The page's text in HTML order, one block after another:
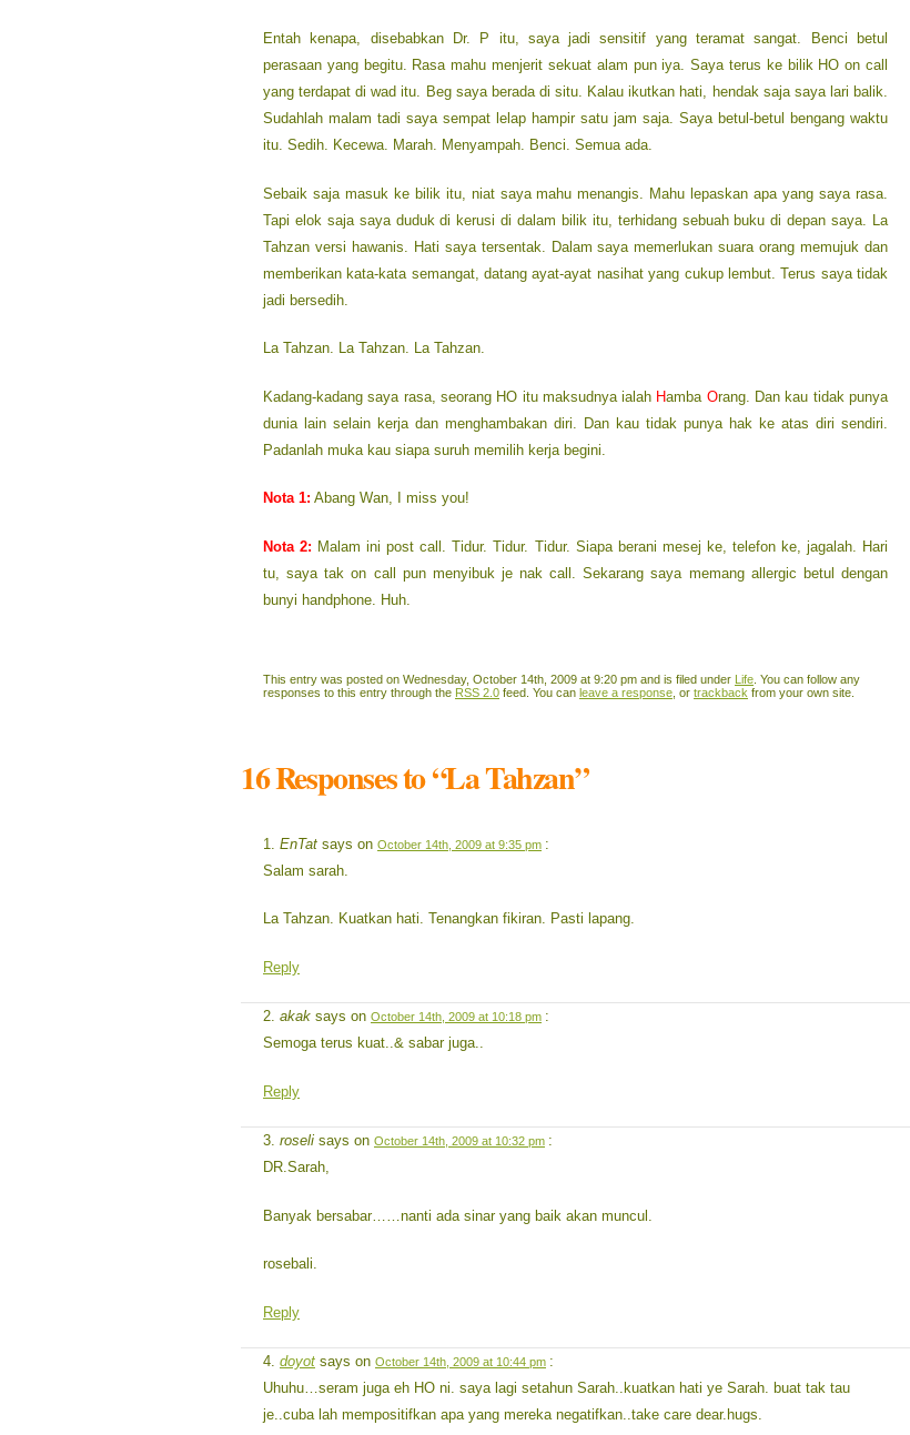
Entah kenapa, disebabkan Dr. P itu, saya jadi sensitif yang teramat sangat. Benci betul
perasaan yang begitu. Rasa mahu menjerit sekuat alam pun iya. Saya terus ke bilik HO on call
yang terdapat di wad itu. Beg saya berada di situ. Kalau ikutkan hati, hendak saja saya lari balik.
Sudahlah malam tadi saya sempat lelap hampir satu jam saja. Saya betul-betul bengang waktu
itu. Sedih. Kecewa. Marah. Menyampah. Benci. Semua ada.
Sebaik saja masuk ke bilik itu, niat saya mahu menangis. Mahu lepaskan apa yang saya rasa.
Tapi elok saja saya duduk di kerusi di dalam bilik itu, terhidang sebuah buku di depan saya. La
Tahzan versi hawanis. Hati saya tersentak. Dalam saya memerlukan suara orang memujuk dan
memberikan kata-kata semangat, datang ayat-ayat nasihat yang cukup lembut. Terus saya tidak
jadi bersedih.
La Tahzan. La Tahzan. La Tahzan.
Kadang-kadang saya rasa, seorang HO itu maksudnya ialah Hamba Orang. Dan kau tidak punya
dunia lain selain kerja dan menghambakan diri. Dan kau tidak punya hak ke atas diri sendiri.
Padanlah muka kau siapa suruh memilih kerja begini.
Nota 1: Abang Wan, I miss you!
Nota 2: Malam ini post call. Tidur. Tidur. Tidur. Siapa berani mesej ke, telefon ke, jagalah. Hari
tu, saya tak on call pun menyibuk je nak call. Sekarang saya memang allergic betul dengan
bunyi handphone. Huh.
This entry was posted on Wednesday, October 14th, 2009 at 9:20 pm and is filed under Life . You can follow any
responses to this entry through the RSS 2.0 feed. You can leave a response , or trackback from your own site.
16 Responses to “La Tahzan”
EnTat says on October 14th, 2009 at 9:35 pm :
Salam sarah.
La Tahzan. Kuatkan hati. Tenangkan fikiran. Pasti lapang.
Reply
akak says on October 14th, 2009 at 10:18 pm :
Semoga terus kuat..& sabar juga..
Reply
roseli says on October 14th, 2009 at 10:32 pm :
DR.Sarah,
Banyak bersabar……nanti ada sinar yang baik akan muncul.
rosebali.
Reply
doyot says on October 14th, 2009 at 10:44 pm :
Uhuhu…seram juga eh HO ni. saya lagi setahun Sarah..kuatkan hati ye Sarah. buat tak tau
je..cuba lah mempositifkan apa yang mereka negatifkan..take care dear.hugs.